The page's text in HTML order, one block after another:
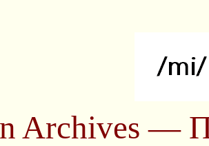
Archives —